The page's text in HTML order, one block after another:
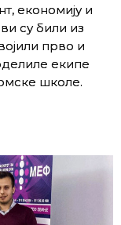
економију и
су били из
прво и
екипе
школе.